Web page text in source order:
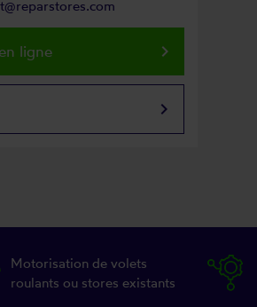
ligne keyboard_arrow_right
keyboard_arrow_right
Motorisation de volets
roulants ou stores existants